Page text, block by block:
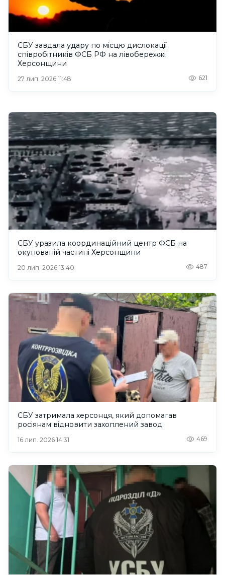
СБУ завдала удару по місцю дислокації
співробітників ФСБ РФ на лівобережжі
Херсонщини
27 лип. 2026 11:48 621
СБУ уразила координаційний центр ФСБ на
окупованій частині Херсонщини
20 лип. 2026 13:40 487
СБУ затримала херсонця, який допомагав
росіянам відновити захоплений завод
16 лип. 2026 14:31 469